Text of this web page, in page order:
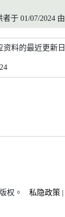
者于 01/07/2024
资料的最近更新
权。 私隐政策 |